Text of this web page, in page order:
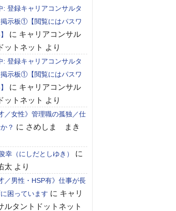
: 登録キャリアコンサルタ
示板①【閲覧にはパスワ
に キャリアコンサル
ットネット より
: 登録キャリアコンサルタ
示板①【閲覧にはパスワ
に キャリアコンサル
ットネット より
／女性》管理職の孤独／仕
？ に さめしま まき
幸（にしだとしゆき）
に
太 より
／男性・HSP有》仕事が長
困っています に キャリ
ルタントドットネット